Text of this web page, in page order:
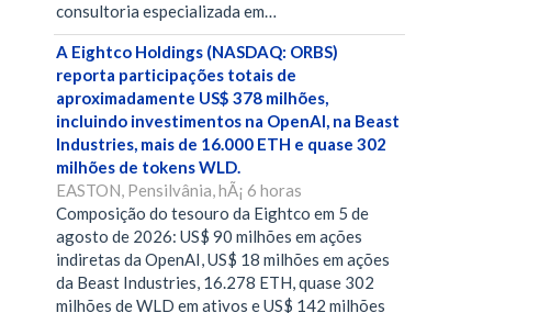
consultoria especializada em…
A Eightco Holdings (NASDAQ: ORBS)
reporta participações totais de
aproximadamente US$ 378 milhões,
incluindo investimentos na OpenAI, na Beast
Industries, mais de 16.000 ETH e quase 302
milhões de tokens WLD.
EASTON, Pensilvânia, hÃ¡ 6 horas
Composição do tesouro da Eightco em 5 de
agosto de 2026: US$ 90 milhões em ações
indiretas da OpenAI, US$ 18 milhões em ações
da Beast Industries, 16.278 ETH, quase 302
milhões de WLD em ativos e US$ 142 milhões